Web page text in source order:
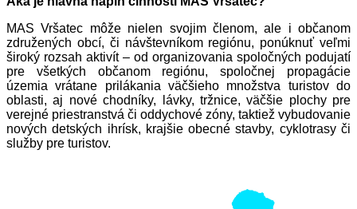
MAS Vršatec môže nielen svojim členom, ale i občanom
združených obcí, či návštevníkom regiónu, ponúknuť veľmi
široký rozsah aktivít – od organizovania spoločných podujatí
pre všetkých občanom regiónu, spoločnej propagácie
územia vrátane prilákania väčšieho množstva turistov do
oblasti, aj nové chodníky, lávky, tržnice, väčšie plochy pre
verejné priestranstvá či oddychové zóny, taktiež vybudovanie
nových detských ihrísk, krajšie obecné stavby, cyklotrasy či
služby pre turistov.